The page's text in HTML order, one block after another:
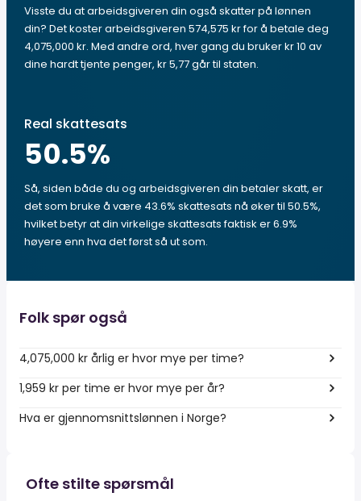
Visste du at arbeidsgiveren din også skatter på lønnen
din? Det koster arbeidsgiveren 574,575 kr for å betale deg
4,075,000 kr. Med andre ord, hver gang du bruker kr 10 av
dine hardt tjente penger, kr 5,77 går til staten.
Real skattesats
50.5%
Så, siden både du og arbeidsgiveren din betaler skatt, er
det som bruke å være 43.6% skattesats nå øker til 50.5%,
hvilket betyr at din virkelige skattesats faktisk er 6.9%
høyere enn hva det først så ut som.
Folk spør også
4,075,000 kr årlig er hvor mye per time?
1,959 kr per time er hvor mye per år?
Hva er gjennomsnittslønnen i Norge?
Ofte stilte spørsmål